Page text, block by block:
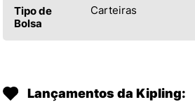
Tipo de
Bolsa
Carteiras
Lançamentos da Kipling: